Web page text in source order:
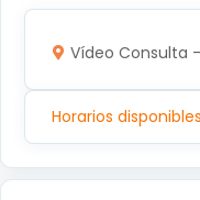
Vídeo Consulta
Horarios disponibles